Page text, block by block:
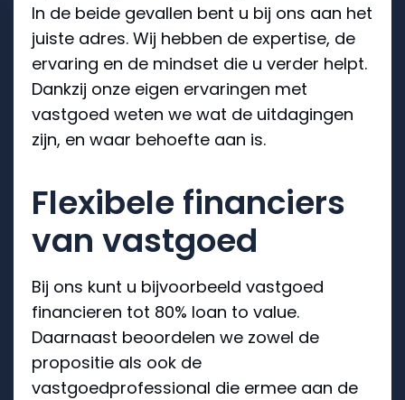
In de beide gevallen bent u bij ons aan het
juiste adres. Wij hebben de expertise, de
ervaring en de mindset die u verder helpt.
Dankzij onze eigen ervaringen met
vastgoed weten we wat de uitdagingen
zijn, en waar behoefte aan is.
Flexibele financiers
van vastgoed
Bij ons kunt u bijvoorbeeld vastgoed
financieren tot 80% loan to value.
Daarnaast beoordelen we zowel de
propositie als ook de
vastgoedprofessional die ermee aan de